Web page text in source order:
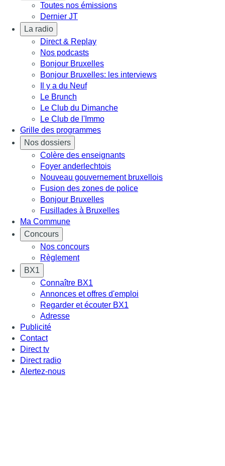
Toutes nos émissions
Dernier JT
La radio
Direct & Replay
Nos podcasts
Bonjour Bruxelles
Bonjour Bruxelles: les interviews
Il y a du Neuf
Le Brunch
Le Club du Dimanche
Le Club de l'Immo
Grille des programmes
Nos dossiers
Colère des enseignants
Foyer anderlechtois
Nouveau gouvernement bruxellois
Fusion des zones de police
Bonjour Bruxelles
Fusillades à Bruxelles
Ma Commune
Concours
Nos concours
Règlement
BX1
Connaître BX1
Annonces et offres d'emploi
Regarder et écouter BX1
Adresse
Publicité
Contact
Direct tv
Direct radio
Alertez-nous